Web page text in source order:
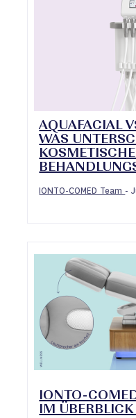
AQUAFACIAL
WAS
IONTO-COMED Team -
IONTO-
IM